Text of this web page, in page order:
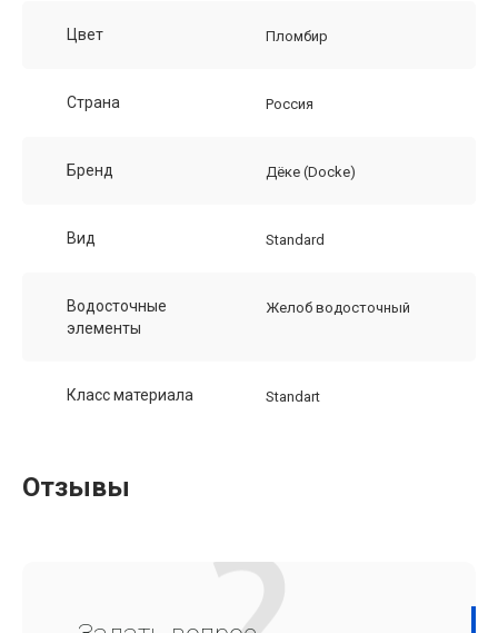
Цвет Пломбир
Страна Россия
Бренд Дёке (Docke)
Вид Standard
Водосточные
элементы
Желоб водосточный
Класс материала Standart
Отзывы